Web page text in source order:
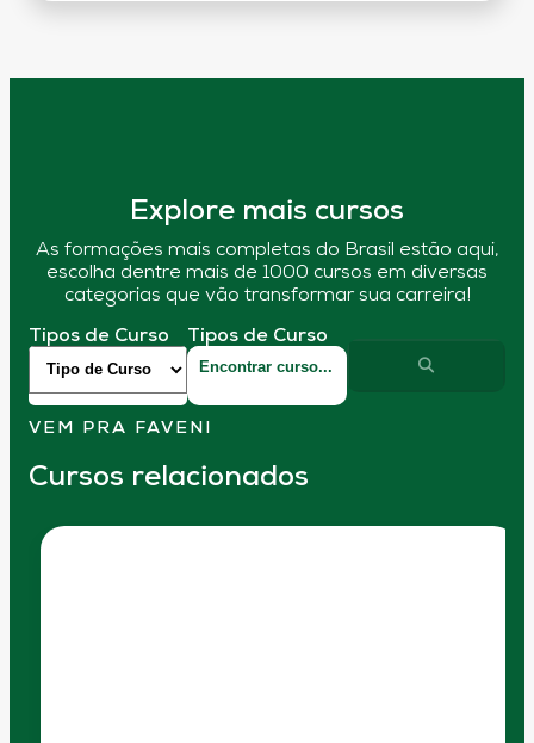
Explore mais cursos
As formações mais completas do Brasil estão aqui,
escolha dentre mais de 1000 cursos em diversas
categorias que vão transformar sua carreira!
Tipos de Curso Tipos de Curso
VEM PRA FAVENI
Cursos relacionados